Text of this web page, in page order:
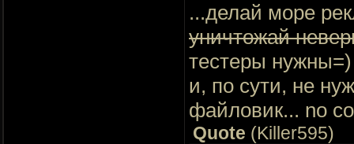
...делай море
уничтожай
тестеры нужны=)
и, по сути, не
файловик... no
Quote (Killer595)